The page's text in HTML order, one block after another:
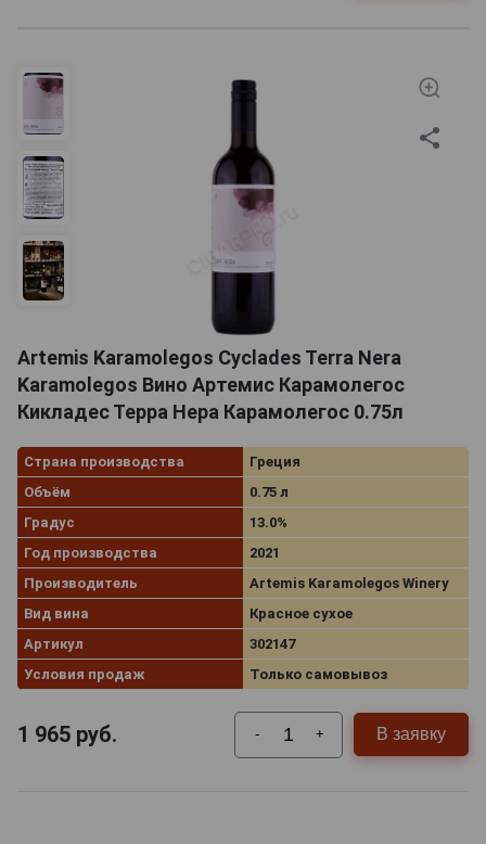
Artemis Karamolegos Cyclades Terra Nera
Karamolegos Вино Артемис Карамолегос
Кикладес Терра Нера Карамолегос 0.75л
Страна производства
Греция
Объём
0.75 л
Градус
13.0%
Год производства
2021
Производитель
Artemis Karamolegos Winery
Вид вина
Красное сухое
Артикул
302147
Условия продаж
Только самовывоз
1 965 руб. - + В заявку